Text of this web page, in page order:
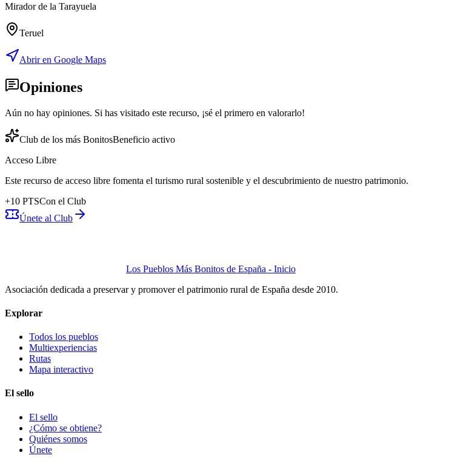
Mirador de la Tarayuela
Teruel
Abrir en Google Maps
Opiniones
Aún no hay opiniones. Si has visitado este recurso, ¡sé el primero en valorarlo!
Club de los más BonitosBeneficio activo
Acceso Libre
Este recurso de acceso libre fomenta el turismo rural sostenible y el descubrimiento de nuestro patrimonio.
+10 PTSCon el Club
Únete al Club
Los Pueblos Más Bonitos de España - Inicio
Asociación dedicada a preservar y promover el patrimonio rural de España desde 2010.
Explorar
Todos los pueblos
Multiexperiencias
Rutas
Mapa interactivo
El sello
El sello
¿Cómo se obtiene?
Quiénes somos
Únete